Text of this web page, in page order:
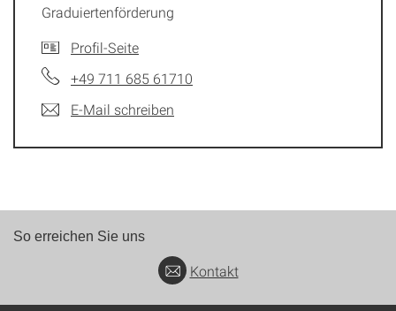
Graduiertenförderung
Profil-Seite
+49 711 685 61710
E-Mail schreiben
So erreichen Sie uns
Kontakt